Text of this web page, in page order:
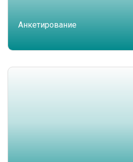
Анкетирование